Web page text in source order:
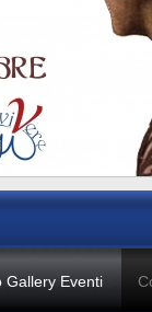
Gallery Eventi